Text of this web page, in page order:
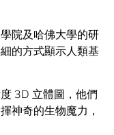
院及哈佛大學的研
的方式顯示人類基
3D 立體圖，他們
神奇的生物魔力，